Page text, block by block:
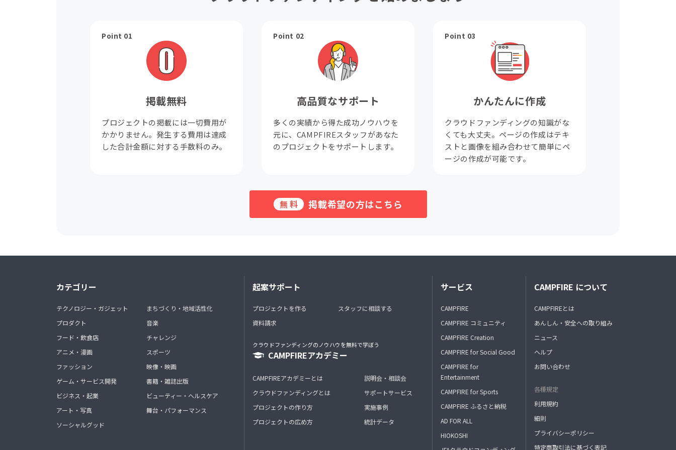
Point 01
掲載無料
プロジェクトの掲載には一切費用が
かかりません。発生する費用は達成
した合計金額に対する手数料のみ。
Point 02
高品質なサポート
多くの実績から得た成功ノウハウを
元に、CAMPFIREスタッフがあなた
のプロジェクトをサポートします。
Point 03
かんたんに作成
クラウドファンディングの知識がな
くても大丈夫。ページの作成はテキ
ストと画像を組み合わせて簡単にペ
ージの作成が可能です。
無料 掲載希望の方はこちら
カテゴリー
テクノロジー・ガジェット
プロダクト
フード・飲食店
アニメ・漫画
ファッション
ゲーム・サービス開発
ビジネス・起業
アート・写真
ソーシャルグッド
まちづくり・地域活性化
音楽
チャレンジ
スポーツ
映像・映画
書籍・雑誌出版
ビューティー・ヘルスケア
舞台・パフォーマンス
起案サポート
プロジェクトを作る
資料請求
スタッフに相談する
クラウドファンディングのノウハウを無料で学ぼう
CAMPFIREアカデミー
CAMPFIREアカデミーとは
クラウドファンディングとは
プロジェクトの作り方
プロジェクトの広め方
説明会・相談会
サポートサービス
実施事例
統計データ
サービス
CAMPFIRE
CAMPFIRE コミュニティ
CAMPFIRE Creation
CAMPFIRE for Social Good
CAMPFIRE for
Entertainment
CAMPFIRE for Sports
CAMPFIRE ふるさと納税
AD FOR ALL
HIOKOSHI
CAMPFIRE について
CAMPFIREとは
あんしん・安全への取り組み
ニュース
ヘルプ
お問い合わせ
各種規定
利用規約
細則
プライバシーポリシー
特定商取引法に基づく表記